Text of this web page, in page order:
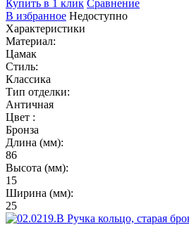
Купить в 1 клик Сравнение
В избранное Недоступно
Характеристики
Материал:
Цамак
Стиль:
Классика
Тип отделки:
Античная
Цвет :
Бронза
Длина (мм):
86
Высота (мм):
15
Ширина (мм):
25